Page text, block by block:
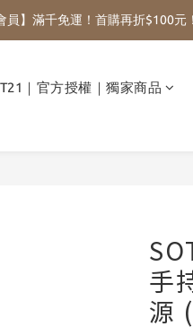
員】滿千免運！首購再折$100元！
｜官方授權｜獨家商品
手
源